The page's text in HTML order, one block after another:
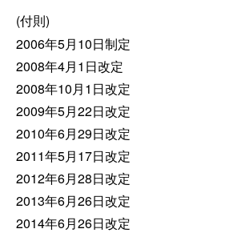
(付則)
2006年5月10日制定
2008年4月1日改定
2008年10月1日改定
2009年5月22日改定
2010年6月29日改定
2011年5月17日改定
2012年6月28日改定
2013年6月26日改定
2014年6月26日改定